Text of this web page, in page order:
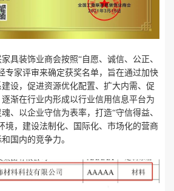
具装饰业商会按照“自愿、诚信、公正、
专家评审来确定获奖名单，旨在通过加快
设，促进资源优化配置、扩大内需、促
渐在行业内形成以行业信用信息平台为
、以企业守信为表率，打造“守信得益、
境，建设法制化、国际化、市场化的营商
国内的竞争力。